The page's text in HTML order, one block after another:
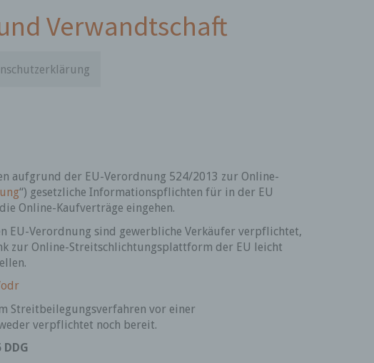
Verwandtschaft
aufgrund der EU-Verordnung 524/2013 zur Online-
“) gesetzliche Informationspflichten für in der EU
Online-Kaufverträge eingehen.
EU-Verordnung sind gewerbliche Verkäufer verpflichtet,
zur Online-Streitschlichtungsplattform der EU leicht
Streitbeilegungsverfahren vor einer
verpflichtet noch bereit.